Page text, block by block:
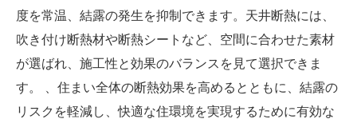
度を常温、結露の発生を抑制できます。天井断熱には、
吹き付け断熱材や断熱シートなど、空間に合わせた素材
が選ばれ、施工性と効果のバランスを見て選択できま
す。 、住まい全体の断熱効果を高めるとともに、結露の
リスクを軽減し、快適な住環境を実現するために有効な